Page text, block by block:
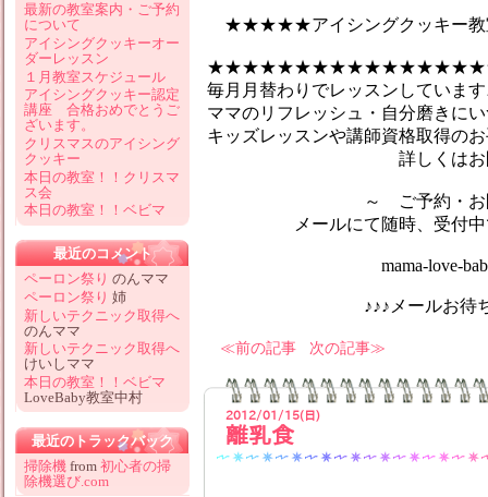
★★★★★アイシングクッキー
毎月月替わりでレッスンしていま
ママのリフレッシュ・自分磨きに
キッズレッスンや講師資格取得の
詳しくはお問合せ
～ ご予約・お問い
メールにて随時、受付中で
mama-love-
♪♪♪メールお待ちして
前の記事 次の記事
2012/01/15(日)
離乳食
最新の教室案内・ご予約
について
アイシングクッキーオー
ダーレッスン
１月教室スケジュール
アイシングクッキー認定
講座 合格おめでとうご
ざいます。
クリスマスのアイシング
クッキー
本日の教室！！クリスマ
ス会
本日の教室！！ベビマ
最近のコメント
ペーロン祭り のんママ
ペーロン祭り 姉
新しいテクニック取得へ
のんママ
新しいテクニック取得へ
けいしママ
本日の教室！！ベビマ
LoveBaby教室中村
最近のトラックバック
掃除機 from 初心者の掃
除機選び.com